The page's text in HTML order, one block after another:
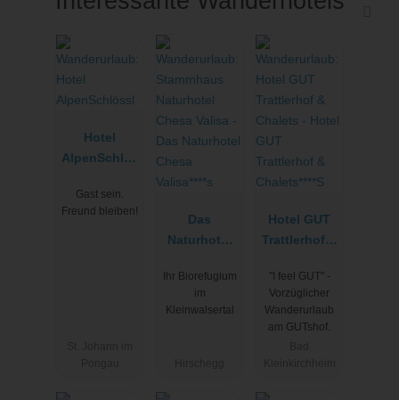
Hotel
AlpenSchlös
Gast sein.
Freund bleiben!
Das
Naturhotel
Valisa****s
Ihr Biorefugium
im
Kleinwalsertal
Hotel GUT
Trattlerhof &
"I feel GUT" -
Vorzüglicher
Wanderurlaub
am GUTshof.